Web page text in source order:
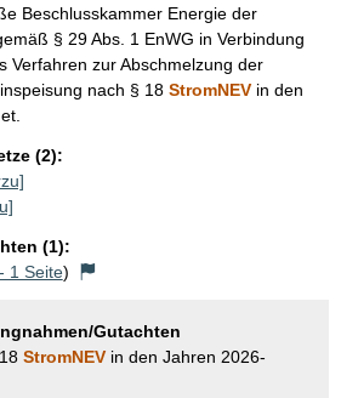
Beschlusskammer Energie der
§ 29 Abs. 1 EnWG in Verbindung
Verfahren zur Abschmelzung der
nach § 18 StromNEV in den
(2):
(1):
1 Seite)
Gutachten
StromNEV in den Jahren 2026-